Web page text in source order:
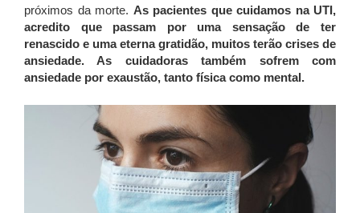
próximos da morte. As pacientes que cuidamos na UTI,
acredito que passam por uma sensação de ter
renascido e uma eterna gratidão, muitos terão crises de
ansiedade. As cuidadoras também sofrem com
ansiedade por exaustão, tanto física como mental.